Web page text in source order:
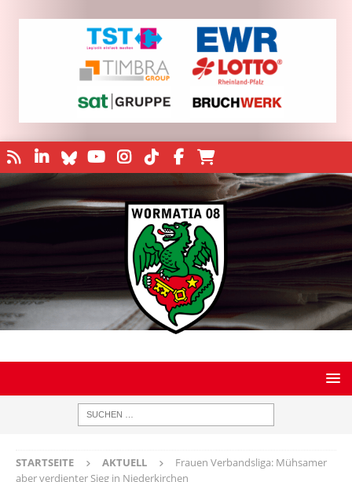
STARTSEITE AKTUELL
Frauen Verbandsliga: Mühsamer
aber verdienter Sieg in Niederkirchen